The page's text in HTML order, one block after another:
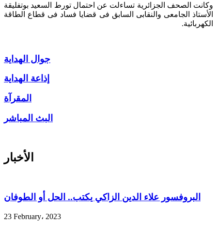
وكانت الصحف الجزائرية تساءلت عن احتمال تورط السعيد بوتفليقة
الأستاذ الجامعى والنقابى السابق فى قضايا فساد فى قطاع الطاقة
الكهربائية.
جوال الهداية
إذاعة الهداية
المقرآة
البث المباشر
الأخبار
البروفسور علاء الدين الزاكي يكتب.. الحل أو الطوفان
23 February، 2023